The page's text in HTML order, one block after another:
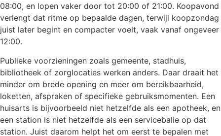
08:00, en lopen vaker door tot 20:00 of 21:00. Koopavond
verlengt dat ritme op bepaalde dagen, terwijl koopzondag
juist later begint en compacter voelt, vaak vanaf ongeveer
12:00.
Publieke voorzieningen zoals gemeente, stadhuis,
bibliotheek of zorglocaties werken anders. Daar draait het
minder om brede opening en meer om bereikbaarheid,
loketten, afspraken of specifieke gebruiksmomenten. Een
huisarts is bijvoorbeeld niet hetzelfde als een apotheek, en
een station is niet hetzelfde als een servicebalie op dat
station. Juist daarom helpt het om eerst te bepalen met